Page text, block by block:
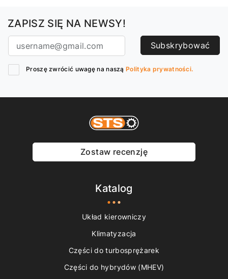
ZAPISZ SIĘ NA NEWSY!
Subskrybować
Proszę zwrócić uwagę na naszą Polityka prywatności.
Zostaw recenzję
Katalog
Układ kierowniczy
Klimatyzacja
Części do turbosprężarek
Części do hybrydów (MHEV)